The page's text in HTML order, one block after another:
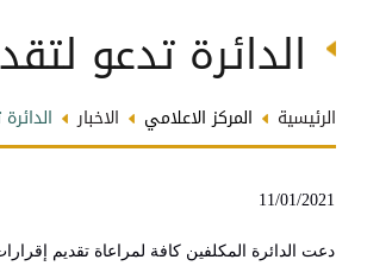
الدائرة تدعو
الرئيسية المركز الاعلامي الاخبار
11/01/2021
دعت الدائرة المكلفين كافة لمراعاة تقديم إقرارات